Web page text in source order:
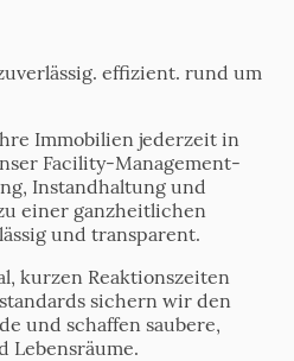
effizient. rund um
Immobilien jederzeit in
Facility-Management-
Instandhaltung und
einer ganzheitlichen
und transparent.
kurzen Reaktionszeiten
sichern wir den
und schaffen saubere,
Lebensräume.